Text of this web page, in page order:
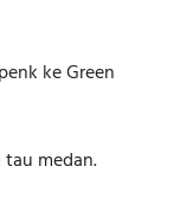
ke Green
medan.